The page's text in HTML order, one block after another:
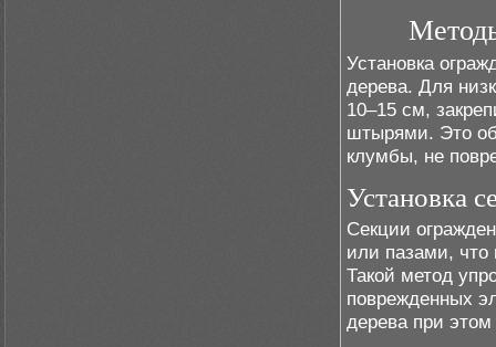
Установка
дерева. Для
10–15 см,
штырями. Это
клумбы, не
Установка
Секции
или пазами, что
Такой метод
поврежденных
дерева при этом